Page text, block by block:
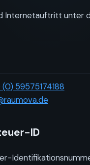
Internetauftritt unter
59575174188
ID